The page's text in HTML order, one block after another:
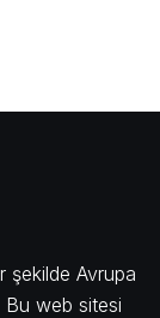
şekilde Avrupa
Bu web sitesi